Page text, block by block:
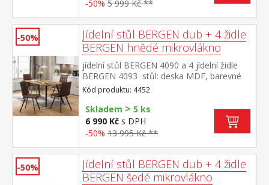
-50% 5 999 Kč **
-50%
Jídelní stůl BERGEN dub + 4 židle
BERGEN hnědé mikrovlákno
jídelní stůl BERGEN 4090 a 4 jídelní židle
BERGEN 4093 stůl: deska MDF, barevné
provedení dub Wotan kovová konstrukce,
barevné provedení černá židle: potah
broušená kůže – imitace mikrovlákno,
barevné provedení hnědá kovová
konstrukce, barevné provedení černá výška
80 × 75 cm rozměr židle (š/h/v) 45 × 53 × 88
cm
Kód produktu: 4452
Skladem > 5 ks
6 990 Kč s DPH
-50% 13 995 Kč **
-50%
Jídelní stůl BERGEN dub + 4 židle
BERGEN šedé mikrovlákno